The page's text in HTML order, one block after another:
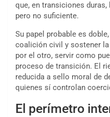
que, en transiciones
pero no suficiente.
Su papel probable es
coalición civil y sostener
por el otro, servir como
proceso de transición. El
reducida a sello moral de
quienes sí controlan
El perímetro